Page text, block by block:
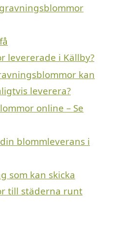
levererade i Källby?
kan
leverera?
online – Se
blommleverans i
som kan skicka
till städerna runt